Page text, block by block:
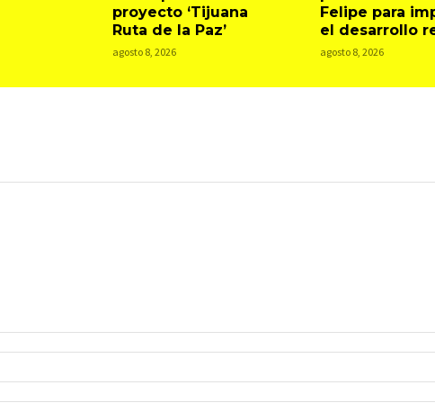
proyecto ‘Tijuana
Ruta de la Paz’
agosto 8, 2026
Felipe para
el desarrollo
agosto 8, 2026